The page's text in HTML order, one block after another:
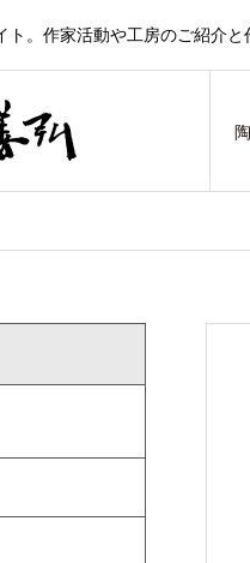
ト。作家活動や工房のご紹介